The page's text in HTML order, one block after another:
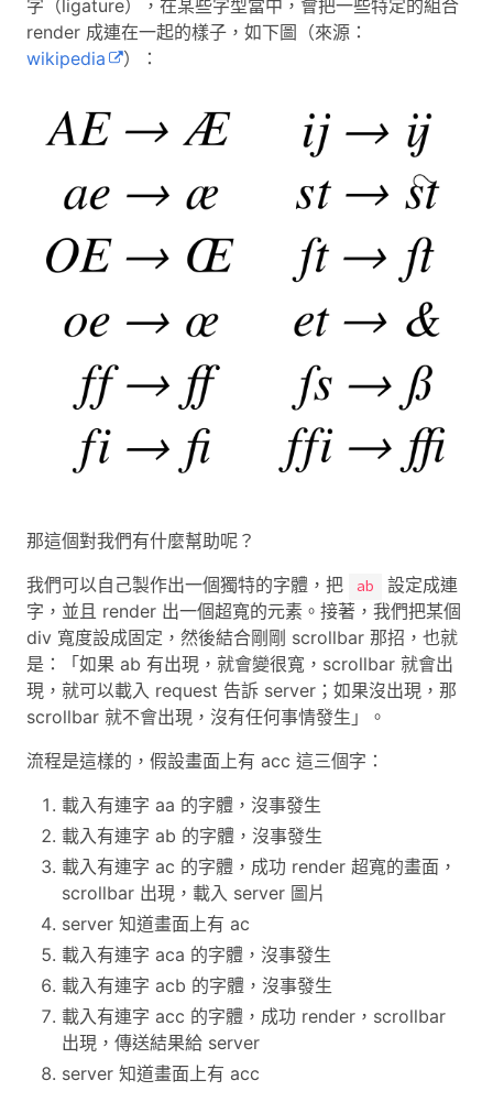
字（ligature），在某些字型當中，會把一些特定的組合
render 成連在一起的樣子，如下圖（來源：
wikipedia
）：
那這個對我們有什麼幫助呢？
我們可以自己製作出一個獨特的字體，把
ab
設定成連
字，並且 render 出一個超寬的元素。接著，我們把某個
div 寬度設成固定，然後結合剛剛 scrollbar 那招，也就
是：「如果 ab 有出現，就會變很寬，scrollbar 就會出
現，就可以載入 request 告訴 server；如果沒出現，那
scrollbar 就不會出現，沒有任何事情發生」。
流程是這樣的，假設畫面上有 acc 這三個字：
載入有連字 aa 的字體，沒事發生
載入有連字 ab 的字體，沒事發生
載入有連字 ac 的字體，成功 render 超寬的畫面，
scrollbar 出現，載入 server 圖片
server 知道畫面上有 ac
載入有連字 aca 的字體，沒事發生
載入有連字 acb 的字體，沒事發生
載入有連字 acc 的字體，成功 render，scrollbar
出現，傳送結果給 server
server 知道畫面上有 acc